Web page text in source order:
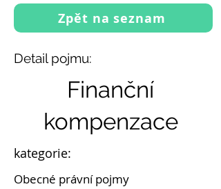
Zpět na seznam
Detail pojmu:
Finanční
kompenzace
kategorie:
Obecné právní pojmy